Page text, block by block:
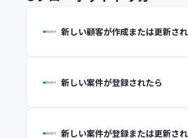
新しい顧客が作成または更新さ
新しい案件が登録されたら
新しい案件が登録または更新さ